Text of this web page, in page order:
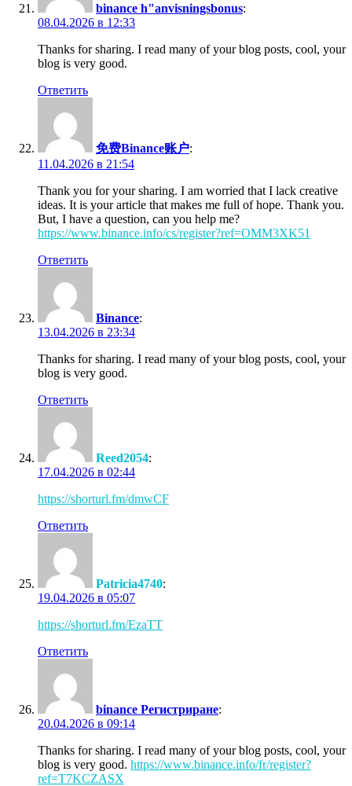
binance h"anvisningsbonus:
08.04.2026 в 12:33
Thanks for sharing. I read many of your blog posts, cool, your
blog is very good.
Ответить
免费Binance账户:
11.04.2026 в 21:54
Thank you for your sharing. I am worried that I lack creative
ideas. It is your article that makes me full of hope. Thank you.
But, I have a question, can you help me?
https://www.binance.info/cs/register?ref=OMM3XK51
Ответить
Binance:
13.04.2026 в 23:34
Thanks for sharing. I read many of your blog posts, cool, your
blog is very good.
Ответить
Reed2054:
17.04.2026 в 02:44
https://shorturl.fm/dmwCF
Ответить
Patricia4740:
19.04.2026 в 05:07
https://shorturl.fm/EzaTT
Ответить
binance Регистриране:
20.04.2026 в 09:14
Thanks for sharing. I read many of your blog posts, cool, your
blog is very good. https://www.binance.info/fr/register?
ref=T7KCZASX